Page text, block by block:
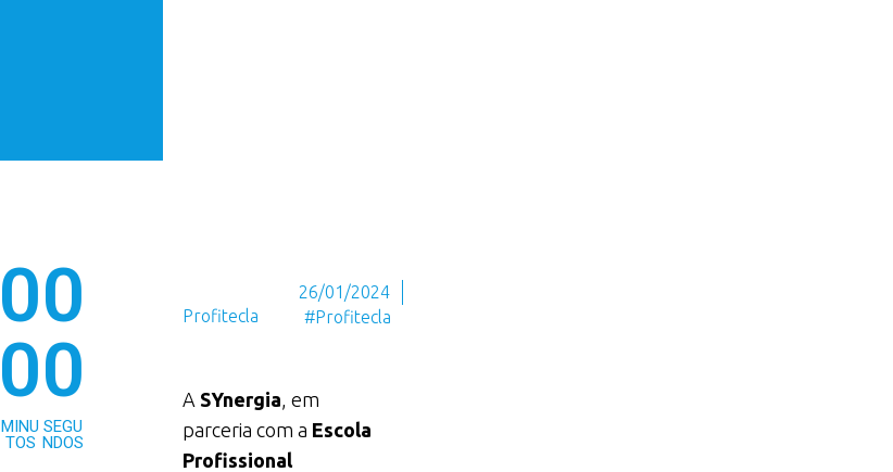
0
0
MINU
TOS
0
0
SEGU
NDOS
Profitecla
26/01/2024
#Profitecla
A SYnergia , em
parceria com a Escola
Profissional